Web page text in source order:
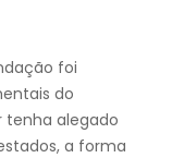
foi
do
tenha alegado
a forma